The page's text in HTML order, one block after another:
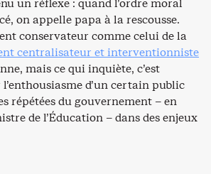
un réflexe : quand l’ordre moral
on appelle papa à la rescousse.
conservateur comme celui de la
centralisateur et interventionniste
mais ce qui inquiète, c’est
d’un certain public
répétées du gouvernement – en
de l’Éducation – dans des enjeux